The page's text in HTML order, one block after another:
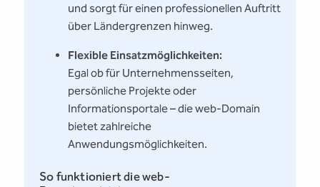
und sorgt für einen professionellen Auftritt
über Ländergrenzen hinweg.
Flexible Einsatzmöglichkeiten:
Egal ob für Unternehmensseiten,
persönliche Projekte oder
Informationsportale – die web-Domain
bietet zahlreiche
Anwendungsmöglichkeiten.
So funktioniert die web-